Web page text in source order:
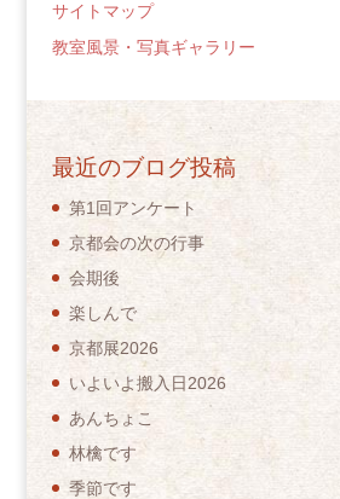
サイトマップ
教室風景・写真ギャラリー
最近のブログ投稿
第1回アンケート
京都会の次の行事
会期後
楽しんで
京都展2026
いよいよ搬入日2026
あんちょこ
林檎です
季節です